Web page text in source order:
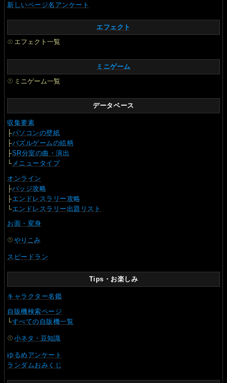
新しいページ名アンケート
エフェクト
エフェクト一覧
ミニゲーム
ミニゲーム一覧
データベース
収集要素
├パソコンの壁紙
├パズルゲームの絵柄
├SR分室の曲・演出
└メニュータイプ
オンライン
├バッジ攻略
├エンドレスラリー攻略
└エンドレスラリー出題リスト
お面・変身
やりこみ
スピードラン
Tips・お楽しみ
キャラクター名鑑
自販機検索ページ
└すべての自販機一覧
小ネタ・豆知識
ゆるめアンケート
ランダムおみくじ